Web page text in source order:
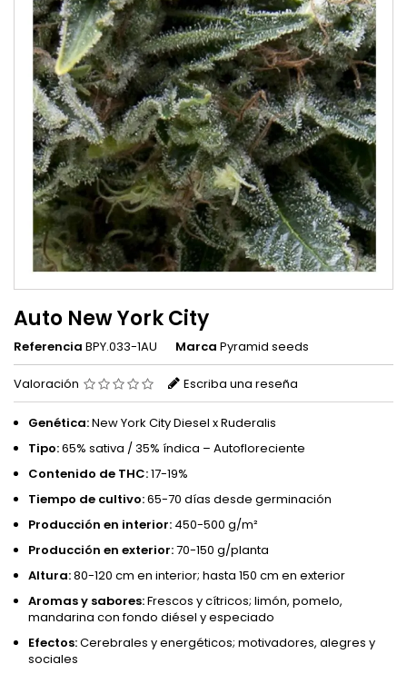
Auto New York City
Referencia BPY.033-1AU Marca Pyramid seeds
Valoración Escriba una reseña
Genética:New York City Diesel x Ruderalis
Tipo:65% sativa / 35% índica – Autofloreciente
Contenido de THC:17-19%
Tiempo de cultivo:65-70 días desde germinación
Producción en interior: 450-500 g/m²
Producción en exterior:70-150 g/planta
Altura:80-120 cm en interior; hasta 150 cm en exterior
Aromas y sabores:Frescos y cítricos; limón, pomelo,
mandarina con fondo diésel y especiado
Efectos:Cerebrales y energéticos; motivadores, alegres y
sociales